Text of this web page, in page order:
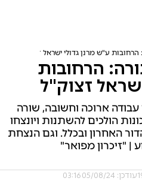
ע"ש מרנן גדולי ישראל זצוק"ל
הרחובות
זצוק"ל
לאחר עבודה ארוכה וחשובה, שורה
הולכים להשתנות ויונצחו
האחרון ובכלל. וגם הנצחת
| "זיכרון מפואר"
עודכן: 05/08/24 03:16